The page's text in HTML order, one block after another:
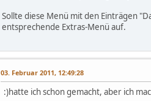
Sollte diese Menü mit den Einträgen
entsprechende Extras-Menü auf.
03. Februar 2011, 12:49:28
:)hatte ich schon gemacht, aber ich